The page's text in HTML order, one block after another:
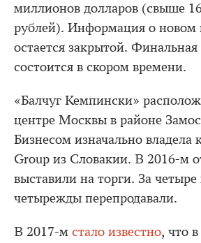
миллионов долларов (свыше
рублей). Информация о новом
остается закрытой. Финальная
состоится в скором времени.
«Балчуг Кемпински»
центре Москвы в районе
Бизнесом изначально владела
Group из Словакии. В 2016-м
выставили на торги. За четыре
четырежды перепродавали.
В 2017-м стало известно, что